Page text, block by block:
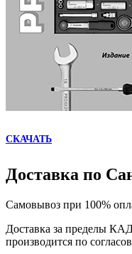
СКАЧАТЬ
Доставка по
Самовывоз при 100%
Доставка за пределы
производится по